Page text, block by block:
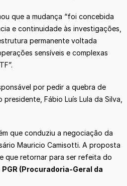
que a mudança “foi concebida
e continuidade às investigações,
permanente voltada
sensíveis e complexas
por pedir a quebra de
Fábio Luís Lula da Silva,
que conduziu a negociação da
Mauricio Camisotti. A proposta
que retornar para ser refeita do
PGR (Procuradoria-Geral da